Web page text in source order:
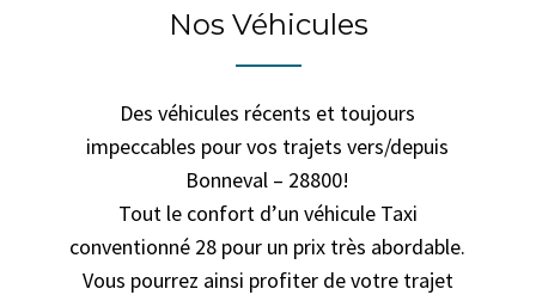
Nos Véhicules
Des véhicules récents et toujours
impeccables pour vos trajets vers/depuis
Bonneval – 28800!
Tout le confort d’un véhicule Taxi
conventionné 28 pour un prix très abordable.
Vous pourrez ainsi profiter de votre trajet